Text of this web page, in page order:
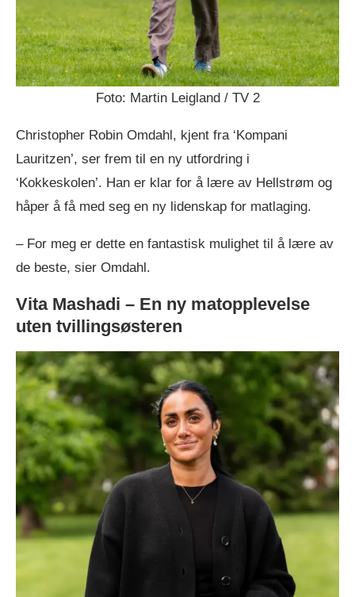
Foto: Martin Leigland / TV 2
Christopher Robin Omdahl, kjent fra ‘Kompani
Lauritzen’, ser frem til en ny utfordring i
‘Kokkeskolen’. Han er klar for å lære av Hellstrøm og
håper å få med seg en ny lidenskap for matlaging.
– For meg er dette en fantastisk mulighet til å lære av
de beste, sier Omdahl.
Vita Mashadi – En ny matopplevelse
uten tvillingsøsteren